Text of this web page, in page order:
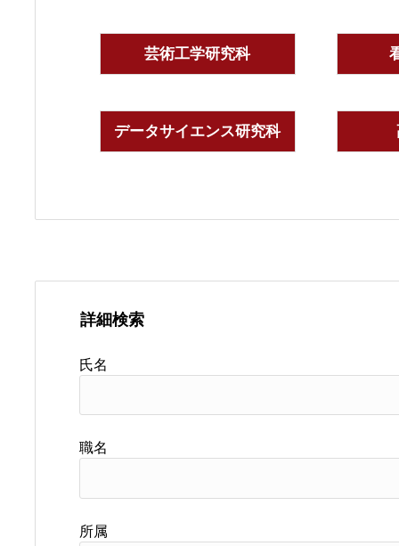
芸術工学研究科
データサイエンス研究科
詳細検索
氏名
職名
所属